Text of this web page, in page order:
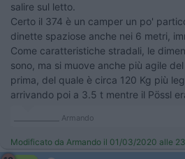
salire sul letto.
Certo il 374 è un camper un po'
dinette spaziose anche nei 6 metri,
Come caratteristiche stradali, le
sono, ma si muove anche più agile
prima, del quale è circa 120 Kg più
arrivando poi a 3.5 t mentre il Pössl
_____________ Armando
Modificato da Armando il 01/03/2020 alle